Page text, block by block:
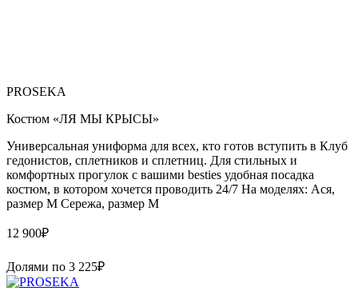
PROSEKA
Костюм «ЛЯ МЫ КРЫСЫ»
Универсальная униформа для всех, кто готов вступить в Клуб
гедонистов, сплетников и сплетниц. Для стильных и
комфортных прогулок с вашими besties удобная посадка
костюм, в котором хочется проводить 24/7 На моделях: Ася,
размер М Сережа, размер М
12 900₽
Долями по 3 225₽